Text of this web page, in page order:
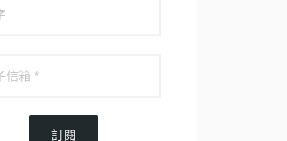
訂閱